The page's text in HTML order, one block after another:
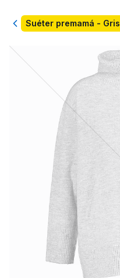
VolverSuéter premamá - Gris